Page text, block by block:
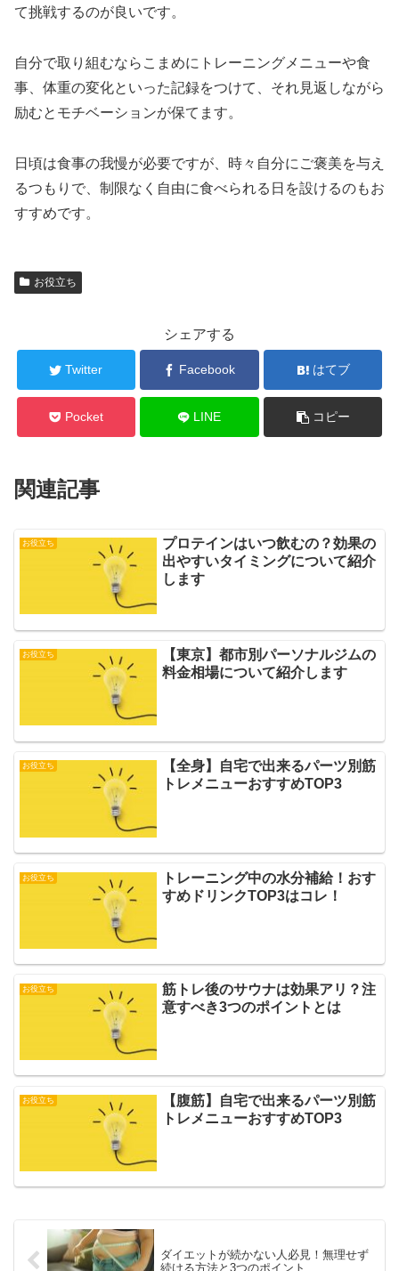
て挑戦するのが良いです。
自分で取り組むならこまめにトレーニングメニューや食
事、体重の変化といった記録をつけて、それ見返しながら
励むとモチベーションが保てます。
日頃は食事の我慢が必要ですが、時々自分にご褒美を与え
るつもりで、制限なく自由に食べられる日を設けるのもお
すすめです。
お役立ち
シェアする
Twitter Facebook はてブ
Pocket LINE コピー
関連記事
お役立ち
プロテインはいつ飲むの？効果の
出やすいタイミングについて紹介
します
お役立ち
【東京】都市別パーソナルジムの
料金相場について紹介します
お役立ち
【全身】自宅で出来るパーツ別筋
トレメニューおすすめTOP3
お役立ち
トレーニング中の水分補給！おす
すめドリンクTOP3はコレ！
お役立ち
筋トレ後のサウナは効果アリ？注
意すべき3つのポイントとは
お役立ち
【腹筋】自宅で出来るパーツ別筋
トレメニューおすすめTOP3
ダイエットが続かない人必見！無理せず
続ける方法と3つのポイント